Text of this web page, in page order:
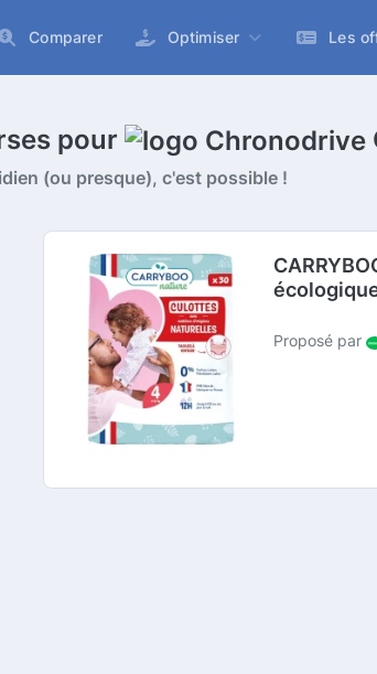
Comparer Optimiser Les
pour
(ou presque), c'est possible !
Proposé par